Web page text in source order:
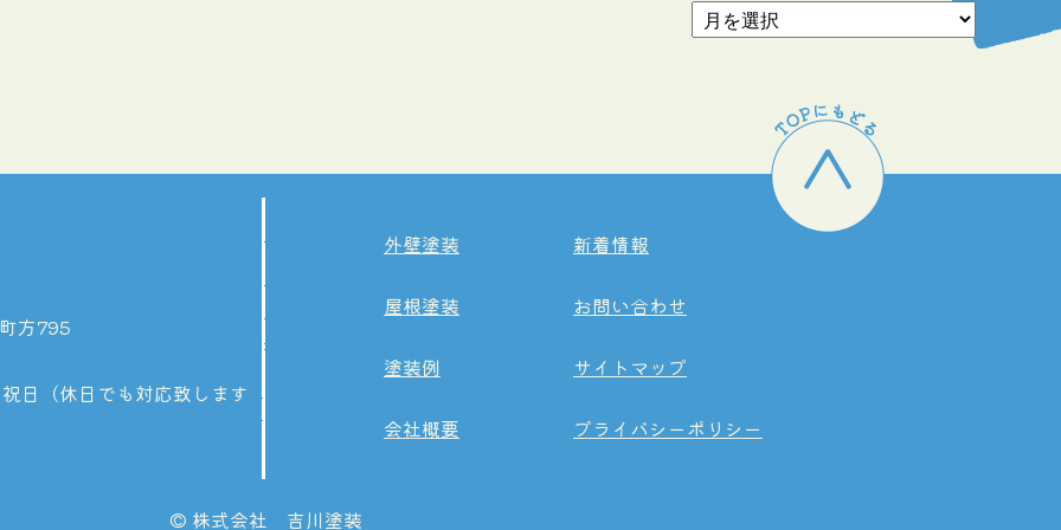
方795
（休日でも対応致します
外壁塗装
屋根塗装
塗装例
会社概要
新着情報
お問い合わせ
サイトマップ
プライバシーポリシー
© 株式会社 吉川塗装